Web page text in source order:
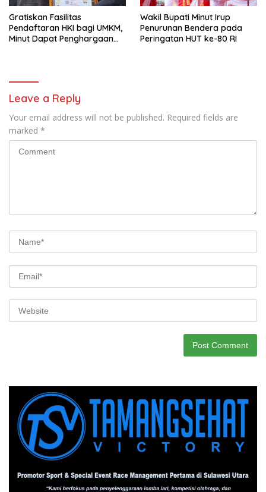
Gratiskan Fasilitas
Pendaftaran HKI bagi UMKM,
Minut Dapat Penghargaan
Wakil Bupati Minut Irup
Penurunan Bendera pada
Peringatan HUT ke-80 RI
Leave a Reply
Your email address will not be published. Required fields are
marked *